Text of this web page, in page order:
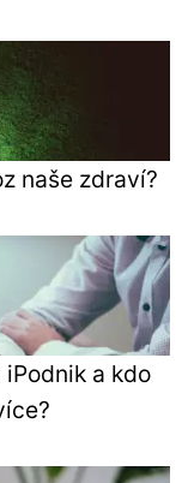
naše zdraví?
a kdo